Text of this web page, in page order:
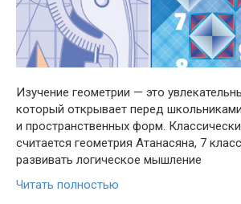
Изучение геометрии — это
который открывает перед
и пространственных форм.
считается геометрия Атанасяна, 7
развивать логическое мышление
Читать полностью